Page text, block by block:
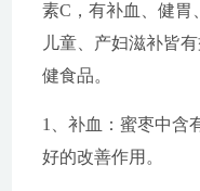
素C，有补血、健胃
儿童、产妇滋补皆
健食品。
1、补血：蜜枣中含
好的改善作用。